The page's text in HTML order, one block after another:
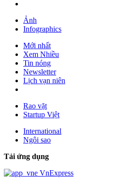
Ảnh
Infographics
Mới nhất
Xem Nhiều
Tin nóng
Newsletter
Lịch vạn niên
Rao vặt
Startup Việt
International
Ngôi sao
Tải ứng dụng
VnExpress